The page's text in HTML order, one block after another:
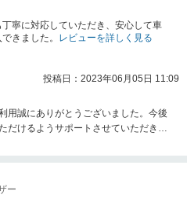
丁寧に対応していただき、安心して車
きました。 レビューを詳しく見る
投稿日：2023年06月05日 11:09
用誠にありがとうございました。今後
だけるようサポートさせていただきま
ー